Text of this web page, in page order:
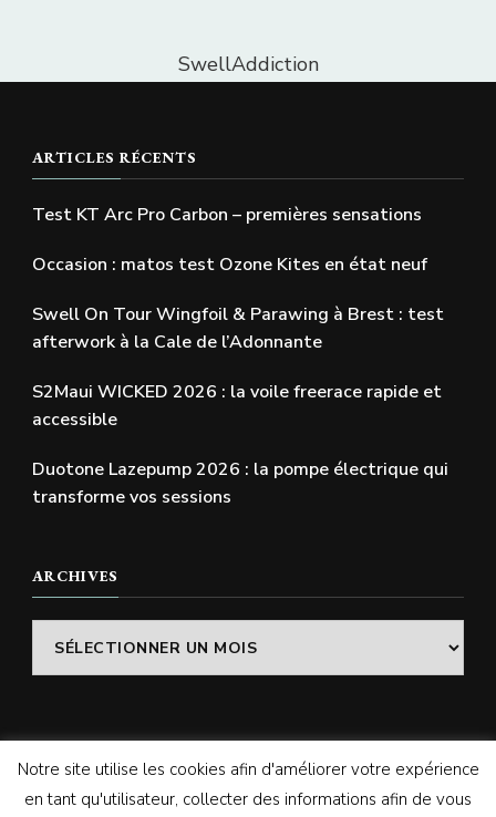
SwellAddiction
ARTICLES RÉCENTS
Test KT Arc Pro Carbon – premières sensations
Occasion : matos test Ozone Kites en état neuf
Swell On Tour Wingfoil & Parawing à Brest : test
afterwork à la Cale de l’Adonnante
S2Maui WICKED 2026 : la voile freerace rapide et
accessible
Duotone Lazepump 2026 : la pompe électrique qui
transforme vos sessions
ARCHIVES
Archives
© Copyright 2026SWELLADDICTION | Le blog. Tous
droits réservés.Vilva | Développé parBlossom
Notre site utilise les cookies afin d'améliorer votre expérience
en tant qu'utilisateur, collecter des informations afin de vous